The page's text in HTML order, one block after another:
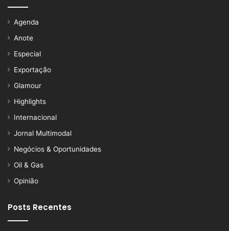
Agenda
Anote
Especial
Exportação
Glamour
Highlights
Internacional
Jornal Multimodal
Negócios & Oportunidades
Oil & Gas
Opinião
Posts Recentes